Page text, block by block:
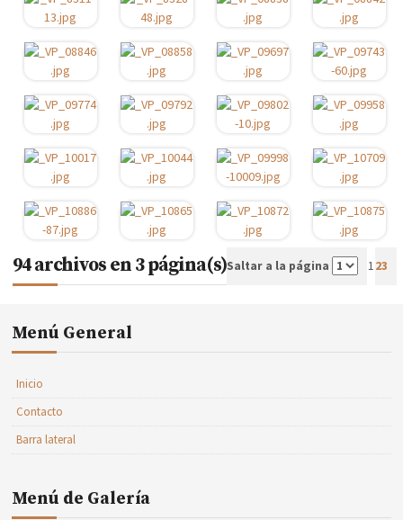
94 archivos en 3 página(s)Saltar a la página 123
Menú General
Inicio
Contacto
Barra lateral
Menú de Galería